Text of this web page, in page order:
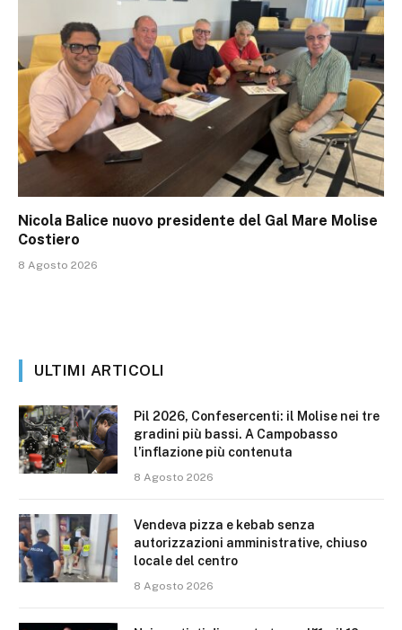
Nicola Balice nuovo presidente del Gal Mare Molise
Costiero
8 Agosto 2026
ULTIMI ARTICOLI
Pil 2026, Confesercenti: il Molise nei tre
gradini più bassi. A Campobasso
l’inflazione più contenuta
8 Agosto 2026
Vendeva pizza e kebab senza
autorizzazioni amministrative, chiuso
locale del centro
8 Agosto 2026